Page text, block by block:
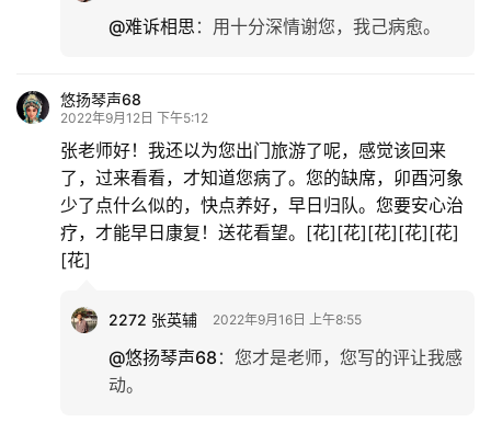
@难诉相思 ： 用十分深情谢您，我己病愈。
悠扬琴声68
2022年9月12日 下午5:12
张老师好！我还以为您出门旅游了呢，感觉该回来
了，过来看看，才知道您病了。您的缺席，卯酉河象
少了点什么似的，快点养好，早日归队。您要安心治
疗，才能早日康复！送花看望。[花][花][花][花][花]
[花]
2272 张英辅 2022年9月16日 上午8:55
@悠扬琴声68： 您才是老师，您写的评让我感
动。